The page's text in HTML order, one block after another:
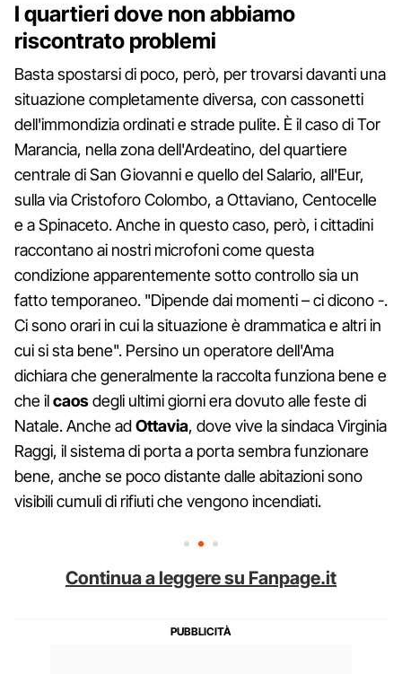
I quartieri dove non abbiamo
riscontrato problemi
Basta spostarsi di poco, però, per trovarsi davanti una
situazione completamente diversa, con cassonetti
dell'immondizia ordinati e strade pulite. È il caso di Tor
Marancia, nella zona dell'Ardeatino, del quartiere
centrale di San Giovanni e quello del Salario, all'Eur,
sulla via Cristoforo Colombo, a Ottaviano, Centocelle
e a Spinaceto. Anche in questo caso, però, i cittadini
raccontano ai nostri microfoni come questa
condizione apparentemente sotto controllo sia un
fatto temporaneo. "Dipende dai momenti – ci dicono -.
Ci sono orari in cui la situazione è drammatica e altri in
cui si sta bene". Persino un operatore dell'Ama
dichiara che generalmente la raccolta funziona bene e
che ilcaosdegli ultimi giorni era dovuto alle feste di
Natale. Anche adOttavia, dove vive la sindaca Virginia
Raggi, il sistema di porta a porta sembra funzionare
bene, anche se poco distante dalle abitazioni sono
visibili cumuli di rifiuti che vengono incendiati.
Continua a leggere su Fanpage.it